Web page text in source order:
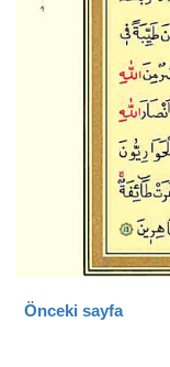
Önceki sayfa